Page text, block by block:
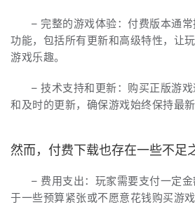
– 完整的游戏体验：付费版本通
功能，包括所有更新和高级特性，让
游戏乐趣。
– 技术支持和更新：购买正版游
和及时的更新，确保游戏始终保持最新
然而，付费下载也存在一些不足
– 费用支出：玩家需要支付一定
于一些预算紧张或不愿意花钱购买游